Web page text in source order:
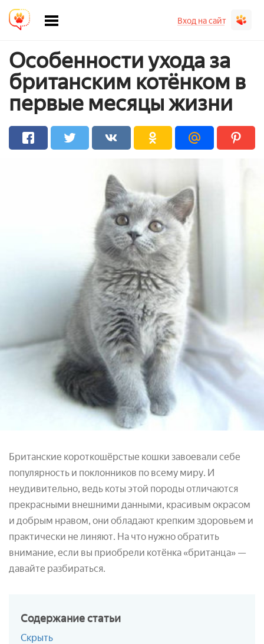
Вход на сайт
Особенности ухода за
британским котёнком в
первые месяцы жизни
Британские короткошёрстые кошки завоевали себе
популярность и поклонников по всему миру. И
неудивительно, ведь коты этой породы отличаются
прекрасными внешними данными, красивым окрасом
и добрым нравом, они обладают крепким здоровьем и
практически не линяют. На что нужно обратить
внимание, если вы приобрели котёнка «британца» —
давайте разбираться.
Содержаниестатьи
Скрыть